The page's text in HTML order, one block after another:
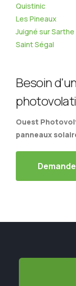
Quistinic
Les Pineaux
Juigné sur Sarthe
Saint Ségal
Besoin
Ouest
panneaux